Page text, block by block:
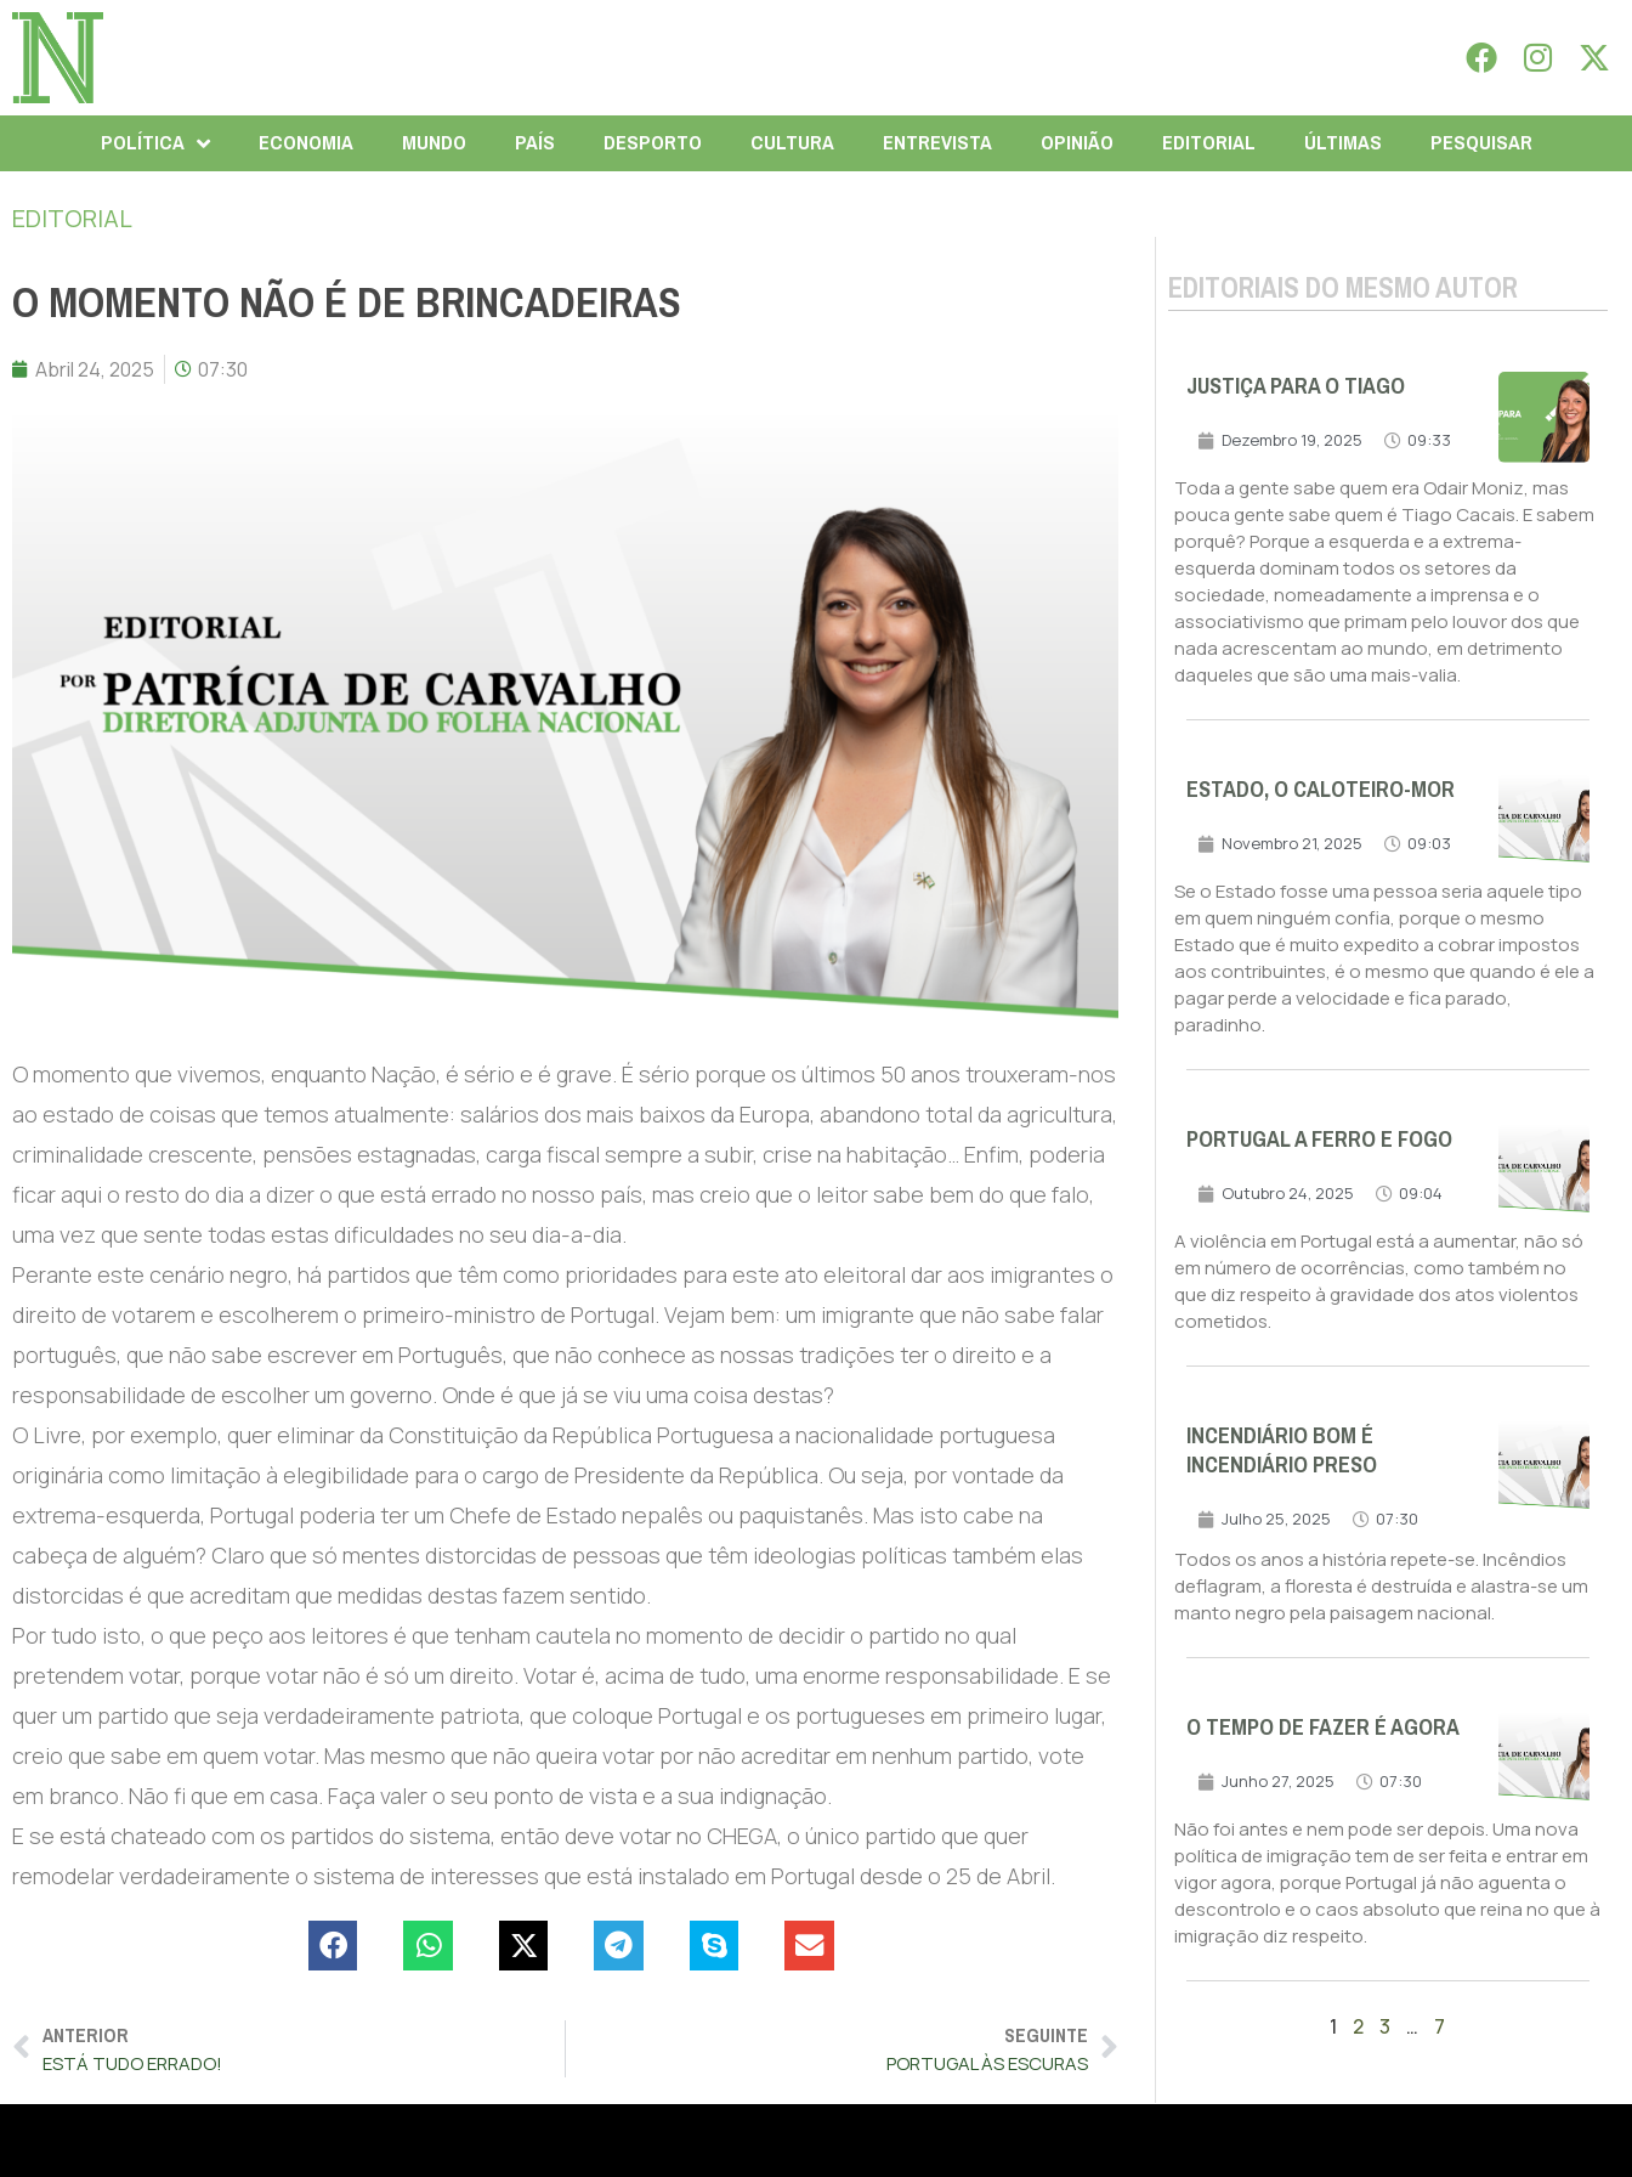
POLÍTICA ECONOMIA MUNDO PAÍS DESPORTO CULTURA ENTREVISTA OPINIÃO EDITORIAL ÚLTIMAS PESQUISAR
EDITORIAL
O MOMENTO NÃO É DE BRINCADEIRAS
Abril 24, 2025 07:30
O momento que vivemos, enquanto Nação, é sério e é grave. É sério porque os últimos 50 anos trouxeram-nos
ao estado de coisas que temos atualmente: salários dos mais baixos da Europa, abandono total da agricultura,
criminalidade crescente, pensões estagnadas, carga fiscal sempre a subir, crise na habitação… Enfim, poderia
ficar aqui o resto do dia a dizer o que está errado no nosso país, mas creio que o leitor sabe bem do que falo,
uma vez que sente todas estas dificuldades no seu dia-a-dia.
Perante este cenário negro, há partidos que têm como prioridades para este ato eleitoral dar aos imigrantes o
direito de votarem e escolherem o primeiro-ministro de Portugal. Vejam bem: um imigrante que não sabe falar
português, que não sabe escrever em Português, que não conhece as nossas tradições ter o direito e a
responsabilidade de escolher um governo. Onde é que já se viu uma coisa destas?
O Livre, por exemplo, quer eliminar da Constituição da República Portuguesa a nacionalidade portuguesa
originária como limitação à elegibilidade para o cargo de Presidente da República. Ou seja, por vontade da
extrema-esquerda, Portugal poderia ter um Chefe de Estado nepalês ou paquistanês. Mas isto cabe na
cabeça de alguém? Claro que só mentes distorcidas de pessoas que têm ideologias políticas também elas
distorcidas é que acreditam que medidas destas fazem sentido.
Por tudo isto, o que peço aos leitores é que tenham cautela no momento de decidir o partido no qual
pretendem votar, porque votar não é só um direito. Votar é, acima de tudo, uma enorme responsabilidade. E se
quer um partido que seja verdadeiramente patriota, que coloque Portugal e os portugueses em primeiro lugar,
creio que sabe em quem votar. Mas mesmo que não queira votar por não acreditar em nenhum partido, vote
em branco. Não fi que em casa. Faça valer o seu ponto de vista e a sua indignação.
E se está chateado com os partidos do sistema, então deve votar no CHEGA, o único partido que quer
remodelar verdadeiramente o sistema de interesses que está instalado em Portugal desde o 25 de Abril.
ANTERIOR
ESTÁ TUDO ERRADO!
SEGUINTE
PORTUGAL ÀS ESCURAS
EDITORIAIS DO MESMO AUTOR
JUSTIÇA PARA O TIAGO
Dezembro 19, 2025 09:33
Toda a gente sabe quem era Odair Moniz, mas
pouca gente sabe quem é Tiago Cacais. E sabem
porquê? Porque a esquerda e a extrema-
esquerda dominam todos os setores da
sociedade, nomeadamente a imprensa e o
associativismo que primam pelo louvor dos que
nada acrescentam ao mundo, em detrimento
daqueles que são uma mais-valia.
ESTADO, O CALOTEIRO-MOR
Novembro 21, 2025 09:03
Se o Estado fosse uma pessoa seria aquele tipo
em quem ninguém confia, porque o mesmo
Estado que é muito expedito a cobrar impostos
aos contribuintes, é o mesmo que quando é ele a
pagar perde a velocidade e fica parado,
paradinho.
PORTUGAL A FERRO E FOGO
Outubro 24, 2025 09:04
A violência em Portugal está a aumentar, não só
em número de ocorrências, como também no
que diz respeito à gravidade dos atos violentos
cometidos.
INCENDIÁRIO BOM É
INCENDIÁRIO PRESO
Julho 25, 2025 07:30
Todos os anos a história repete-se. Incêndios
deflagram, a floresta é destruída e alastra-se um
manto negro pela paisagem nacional.
O TEMPO DE FAZER É AGORA
Junho 27, 2025 07:30
Não foi antes e nem pode ser depois. Uma nova
política de imigração tem de ser feita e entrar em
vigor agora, porque Portugal já não aguenta o
descontrolo e o caos absoluto que reina no que à
imigração diz respeito.
1 2 3 … 7